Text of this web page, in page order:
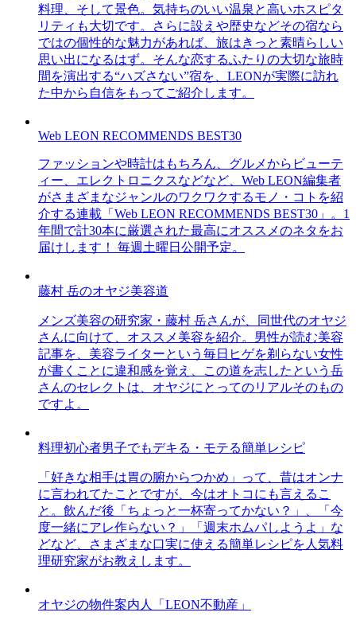
料理、そして景色。気持ちのいい温泉と高いホスピタ
リティも大切です。さらに設えや歴史などその宿なら
ではの個性的な魅力があれば、旅はきっと素晴らしい
思い出になるはず。そんな恋するふたりの大切な旅時
間を演出する“ハズさない”宿を、LEONが実際に訪れ
た中から自信をもってご紹介します。
Web LEON RECOMMENDS BEST30
ファッションや時計はもちろん、グルメからビューテ
ィー、エレクトロニクスなどなど、Web LEON編集者
がさまざまなジャンルのワクワクするモノ・コトを紹
介する連載「Web LEON RECOMMENDS BEST30」。1
年間で計30本に厳選された最高にオススメのネタをお
届けします！ 毎週土曜日公開予定。
藤村 岳のオヤジ美容道
メンズ美容の研究家・藤村 岳さんが、同世代のオヤジ
さんに向けて、オススメ美容を紹介。男性が読む美容
記事を、美容ライターという毎日ヒゲを剃らない女性
が書くことに違和感を覚え、この道を志したという岳
さんのセレクトは、オヤジにとってのリアルそのもの
ですよ。
料理初心者男子でもデキる・モテる簡単レシピ
「好きな相手は胃の腑からつかめ」って、昔はオンナ
に言われてたことですが、今はオトコにも言えるこ
と。飲んだ後「ちょっと一杯寄ってかない？」、「今
度一緒にアレ作らない？」「週末ホムパしようよ」な
どなど、さまざまな口実に使える簡単レシピを人気料
理研究家がお教えします。
オヤジの物件案内人「LEON不動産」